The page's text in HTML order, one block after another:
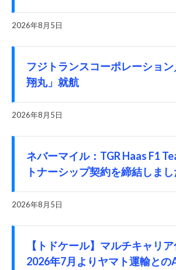
2026年8月5日
フジトランスコーポレーショ
翔丸」就航
2026年8月5日
ネバーマイル：TGR Haas F1
トナーシップ契約を締結しまし
2026年8月5日
【トドケール】マルチキャリア
2026年7月よりヤマト運輸との